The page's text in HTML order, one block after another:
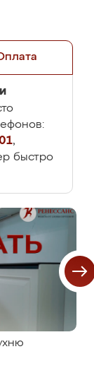
,
быстро